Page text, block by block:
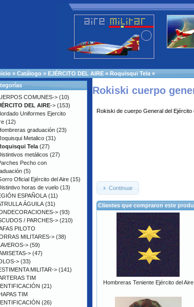
» Catálogo » EJÉRCITO DEL AIRE » Roquisqui Tela »
Rokiski cuerpo
Rokiski de cuerpo General del
Continuar
Clientes que compraron este
Hombreras Teniente Ejército del Aire
COMUNES-> (10)
DEL AIRE-> (153)
Uniformes Ejercito
(12)
graduación (23)
Metalico (31)
Tela (27)
metálicos (27)
Pecho con
(5)
Oficial Ejército del Aire (15)
horas de vuelo (13)
ESPAÑOLA (11)
ÁGUILA (31)
> (93)
/ PARCHES-> (210)
PILOTO
MILITARES-> (38)
> (59)
> (47)
> (33)
MILITAR-> (141)
TIM
(21)
TIM
(26)